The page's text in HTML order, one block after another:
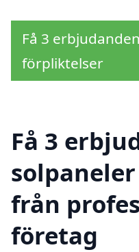
Få 3
förpliktelser
Få 3
från
företag